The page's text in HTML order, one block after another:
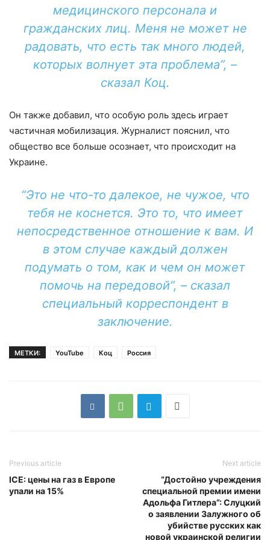
медицинского персонала и
гражданских лиц. Меня не может не
радовать, что есть так много людей,
которых волнует эта проблема”, –
сказал Коц.
Он также добавил, что особую роль здесь играет
частичная мобилизация. Журналист пояснил, что
общество все больше осознает, что происходит на
Украине.
“Это не что-то далекое, не чужое, что
тебя не коснется. Это то, что имеет
непосредственное отношение к вам. И
в этом случае каждый должен
подумать о том, как и чем он может
помочь на передовой”, – сказал
специальный корреспондент в
заключение.
МЕТКИ: YouTube Коц Россия
Previous article
ICE: цены на газ в Европе
упали на 15%
Next article
“Достойно учреждения
специальной премии имени
Адольфа Гитлера”: Слуцкий
о заявлении Залужного об
убийстве русских как
новой украинской религии